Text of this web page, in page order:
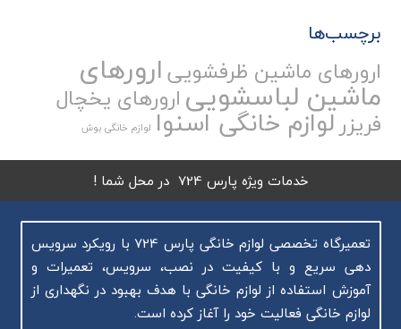
برچسب‌ها
ارورهای ماشین ظرفشوییارورهای
ماشین لباسشوییارورهای یخچال
فریزر لوازم خانگی اسنوا لوازم خانگی بوش
خدمات ویژه پارس 724 در محل شما !
تعمیرگاه تخصصی لوازم خانگی پارس 724 با رویکرد سرویس
دهی سریع و با کیفیت در نصب، سرویس، تعمیرات و
آموزش استفاده از لوازم خانگی با هدف بهبود در نگهداری از
لوازم خانگی فعالیت خود را آغاز کرده است.